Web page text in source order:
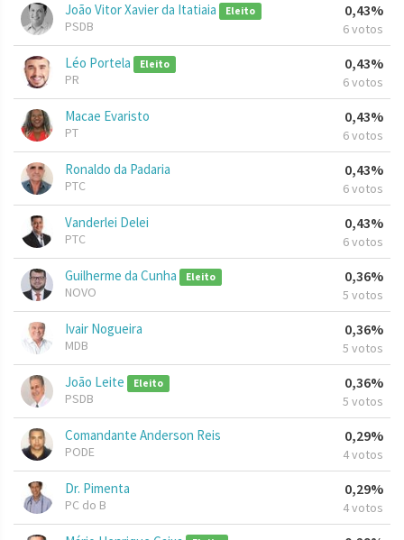
João Vitor Xavier da Itatiaia Eleito
PSDB
0,43%
6 votos
Léo Portela Eleito
PR
0,43%
6 votos
Macae Evaristo
PT
0,43%
6 votos
Ronaldo da Padaria
PTC
0,43%
6 votos
Vanderlei Delei
PTC
0,43%
6 votos
Guilherme da Cunha Eleito
NOVO
0,36%
5 votos
Ivair Nogueira
MDB
0,36%
5 votos
João Leite Eleito
PSDB
0,36%
5 votos
Comandante Anderson Reis
PODE
0,29%
4 votos
Dr. Pimenta
PC do B
0,29%
4 votos